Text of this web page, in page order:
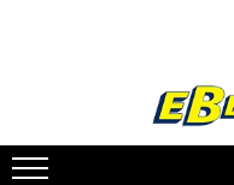
Prelucrare metal
Fierastraie pentru metal